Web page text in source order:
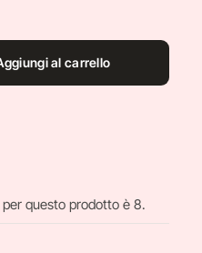
al carrello
questo prodotto è 8.